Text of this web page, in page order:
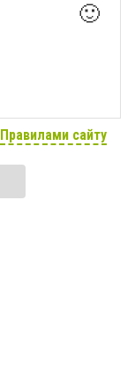
🙂
Правилами сайту